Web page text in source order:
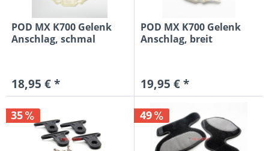
POD MX K700 Gelenk
Anschlag, schmal
18,95 € *
POD MX K700 Gelenk
Anschlag, breit
19,95 € *
35 49